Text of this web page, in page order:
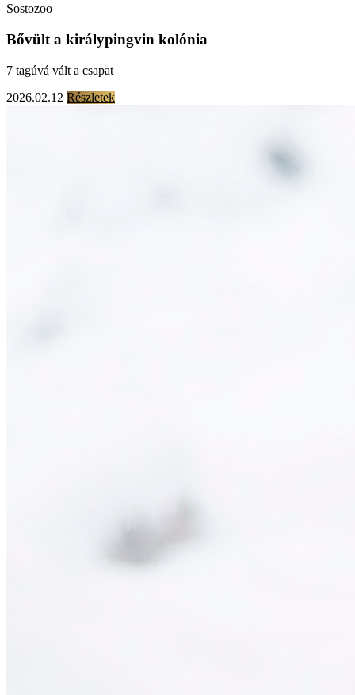
Sostozoo
Bővült a királypingvin kolónia
7 tagúvá vált a csapat
2026.02.12 Részletek